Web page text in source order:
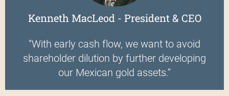
Kenneth MacLeod - President & CEO
“With early cash flow, we want to avoid
shareholder dilution by further developing
our Mexican gold assets.“